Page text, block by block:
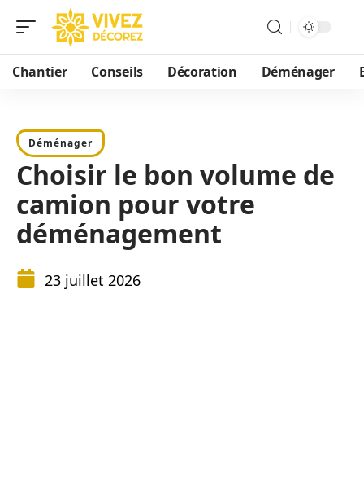
Chantier Conseils Décoration Déménager
Déménager
Choisir le bon volume de
camion pour votre
déménagement
23 juillet 2026